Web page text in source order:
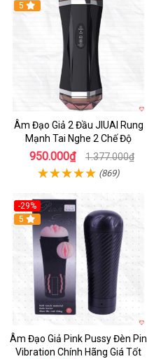
5
Âm Đạo Giả 2 Đầu JIUAI Rung
Mạnh Tai Nghe 2 Chế Độ
950.000₫ 1.377.000₫
(869)
-29%
5
Âm Đạo Giả Pink Pussy Đèn Pin
Vibration Chính Hãng Giá Tốt